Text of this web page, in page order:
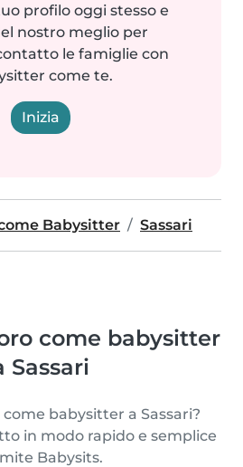
profilo oggi stesso e
nostro meglio per
le famiglie con
come te.
Inizia
Babysitter Sassari
come babysitter
Sassari
babysitter a Sassari?
in modo rapido e semplice
Babysits.